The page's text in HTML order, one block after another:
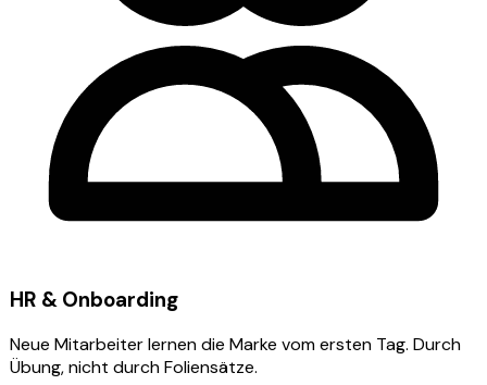
HR & Onboarding
Neue Mitarbeiter lernen die Marke vom ersten Tag. Durch
Übung, nicht durch Foliensätze.